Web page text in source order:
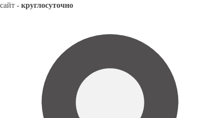
сайт - круглосуточно